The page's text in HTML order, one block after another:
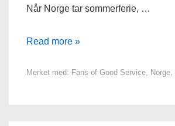
Når Norge tar sommerferie, …
Fans
Good
Read more »
Merket med: Fans of Good Service, Norge,